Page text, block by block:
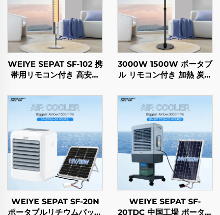
WEIYE SEPAT SF-102 携
帯用リモコン付き 高安全
タンド付き IP65
3000W 1500W ポータブ
ル リモコン付き 加熱 炭素
ンド付き IP44
WEIYE SEPAT SF-20N
ポータブルリチウムバッテ
WEIYE SEPAT SF-
20TDC 中国工場 ポータブ